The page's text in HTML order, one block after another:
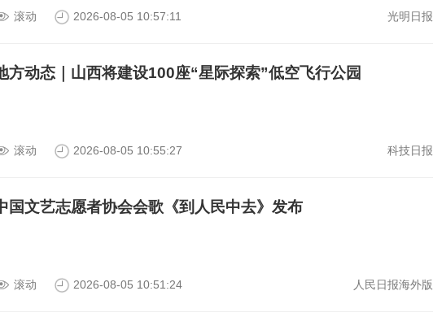
滚动 2026-08-05 10:57:11 光明日报
方动态｜山西将建设100座“星际探索”低空飞行公园
滚动 2026-08-05 10:55:27 科技日报
国文艺志愿者协会会歌《到人民中去》发布
滚动 2026-08-05 10:51:24 人民日报海外版